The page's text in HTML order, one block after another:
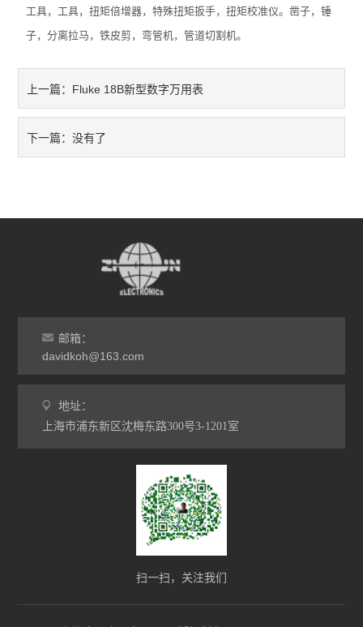
检测仪器
日本川崎CEDAR
劳保化工
五金工具
日本HIOS
工具，工具，扭矩倍增器，特殊扭矩扳手，扭矩校准仪。凿子，锤
子，分离拉马，铁皮剪，弯管机，管道切割机。
上一篇： Fluke 18B新型数字万用表
下一篇：没有了
邮箱：
davidkoh@163.com
地址：
上海市浦东新区沈梅东路300号3-1201室
扫一扫，关注我们